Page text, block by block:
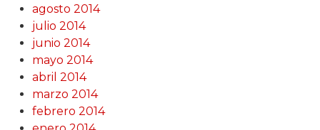
agosto 2014
julio 2014
junio 2014
mayo 2014
abril 2014
marzo 2014
febrero 2014